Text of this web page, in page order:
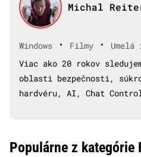
Michal
Windows • Filmy •
Viac ako 20 rokov
oblasti bezpečnosti,
hardvéru, AI, Chat
Populárne z kategórie